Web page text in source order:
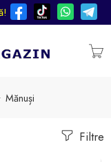
Mănuși
Filtre